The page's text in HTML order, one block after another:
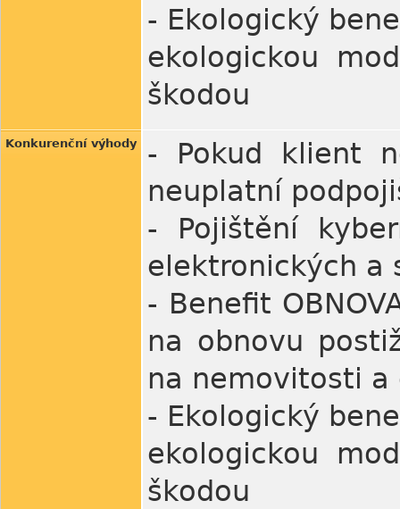
- Ekologický
ekologickou
škodou
Konkurenční výhody
- Pokud klient
neuplatní
- Pojištění
elektronických a
- Beneﬁt
na obnovu
na nemovitosti a
- Ekologický
ekologickou
škodou